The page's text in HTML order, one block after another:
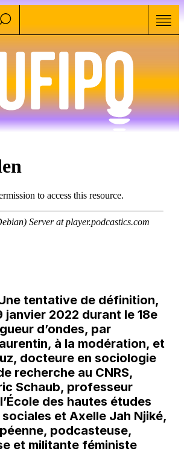
tentative de définition,
janvier 2022 durant le 18e
d’ondes, par
à la modération, et
docteure en sociologie
recherche au CNRS,
Schaub, professeur
des hautes études
et Axelle Jah Njiké,
podcasteuse,
et militante féministe